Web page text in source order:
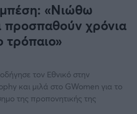
«Νιώθω
προσπαθούν χρόνια
τρόπαιο»
τον Εθνικό στην
και μιλά στο GWomen για το
της προπονητικής της